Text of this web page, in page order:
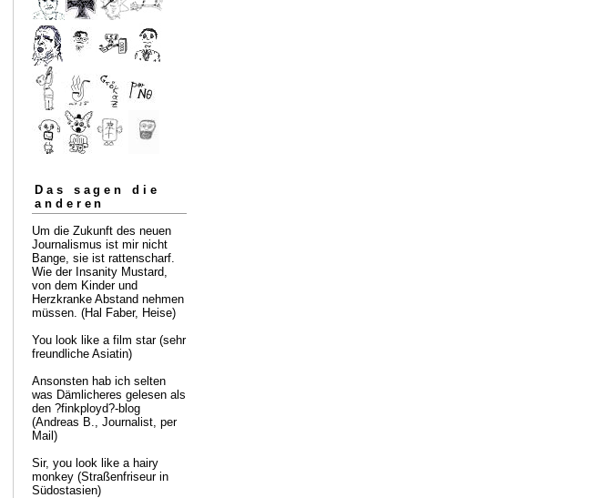
Das sagen die
anderen
Um die Zukunft des neuen
Journalismus ist mir nicht
Bange, sie ist rattenscharf.
Wie der Insanity Mustard,
von dem Kinder und
Herzkranke Abstand nehmen
müssen. (Hal Faber, Heise)
You look like a film star (sehr
freundliche Asiatin)
Ansonsten hab ich selten
was Dämlicheres gelesen als
den ?finkployd?-blog
(Andreas B., Journalist, per
Mail)
Sir, you look like a hairy
monkey (Straßenfriseur in
Südostasien)